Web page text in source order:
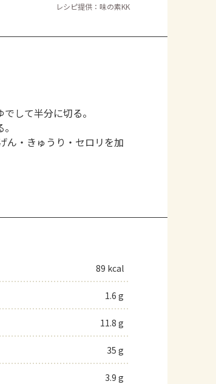
レシピ提供：味の素KK
して半分に切る。
ん・きゅうり・セロリを加
89 kcal
1.6 g
11.8 g
35 g
3.9 g